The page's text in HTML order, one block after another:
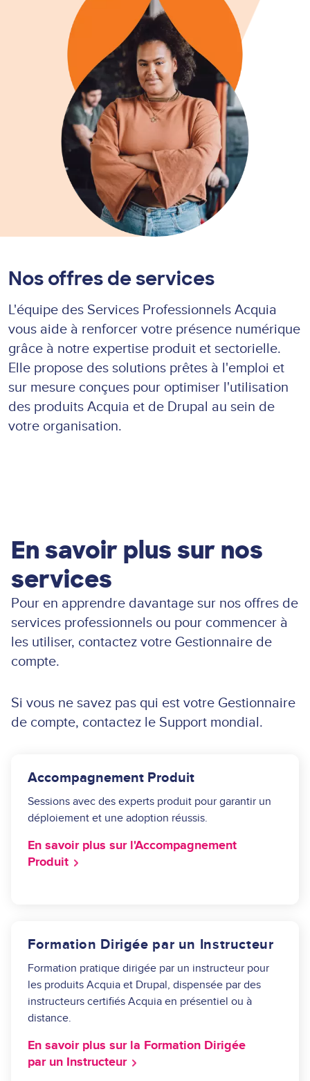
Nos offres de services
L'équipe des Services Professionnels Acquia
vous aide à renforcer votre présence numérique
grâce à notre expertise produit et sectorielle.
Elle propose des solutions prêtes à l'emploi et
sur mesure conçues pour optimiser l'utilisation
des produits Acquia et de Drupal au sein de
votre organisation.
En savoir plus sur nos
services
Pour en apprendre davantage sur nos offres de
services professionnels ou pour commencer à
les utiliser, contactez votre Gestionnaire de
compte.
Si vous ne savez pas qui est votre Gestionnaire
de compte, contactez le Support mondial.
Accompagnement Produit
Sessions avec des experts produit pour garantir un
déploiement et une adoption réussis.
En savoir plus sur l'Accompagnement
Produit
Formation Dirigée par un Instructeur
Formation pratique dirigée par un instructeur pour
les produits Acquia et Drupal, dispensée par des
instructeurs certifiés Acquia en présentiel ou à
distance.
En savoir plus sur la Formation Dirigée
par un Instructeur